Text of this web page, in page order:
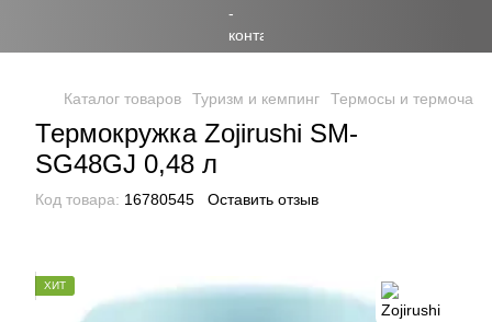
Каталог товаров Туризм и кемпинг Термосы и
Термокружка Zojirushi SM-
SG48GJ 0,48 л
Код товара: 16780545 Оставить отзыв
ХИТ